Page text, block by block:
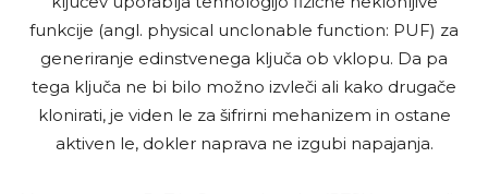
funkcije (angl. physical unclonable function: PUF) za
generiranje edinstvenega ključa ob vklopu. Da pa
tega ključa ne bi bilo možno izvleči ali kako drugače
klonirati, je viden le za šifrirni mehanizem in ostane
aktiven le, dokler naprava ne izgubi napajanja.